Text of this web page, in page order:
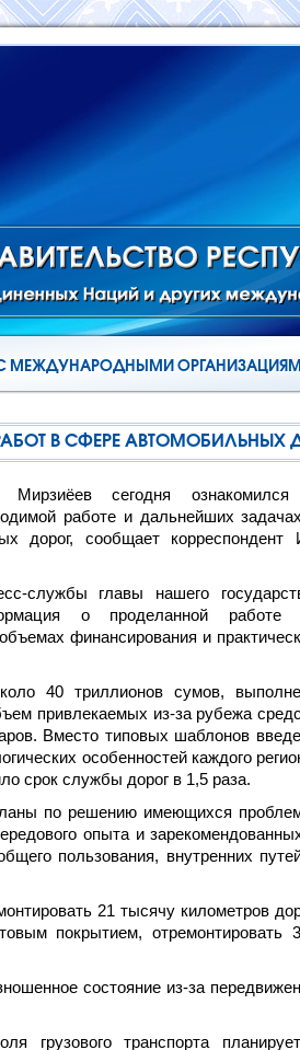
МЕЖДУНАРОДНЫМИ
В СФЕРЕ АВТОМОБИЛЬНЫХ
Мирзиёев сегодня
работе и дальнейших
дорог, сообщает корреспондент
службы главы нашего
о проделанной работе
финансирования и
40 триллионов сумов,
привлекаемых из-за рубежа
Вместо типовых шаблонов
особенностей каждого
срок службы дорог в 1,5 раза.
по решению имеющихся
опыта и
пользования, внутренних
21 тысячу километров
покрытием, отремонтировать
состояние из-за
грузового транспорта